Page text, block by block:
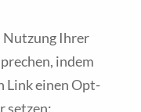
Nutzung Ihrer
indem
Link einen Opt-
setzen: